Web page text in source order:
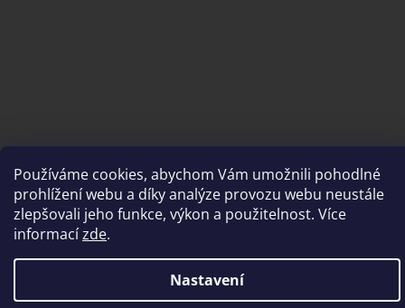
Používáme cookies, abychom Vám umožnili pohodlné
prohlížení webu a díky analýze provozu webu neustále
zlepšovali jeho funkce, výkon a použitelnost. Více
informacízde.
Nastavení
Vytvořil Shoptet
Copyright 2026 brousimeprofi.cz . Všechna práva vyhrazena.